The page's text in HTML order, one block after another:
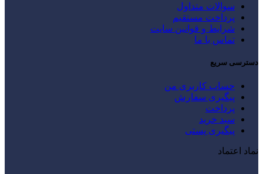
سوالات متداول
پرداخت مستقیم
شرایط و قوانین سایت
تماس با ما
دسترسی سریع
حساب کاربری من
پیگیری سفارش
پرداخت
سبد خرید
پیگیری پستی
نماد اعتماد